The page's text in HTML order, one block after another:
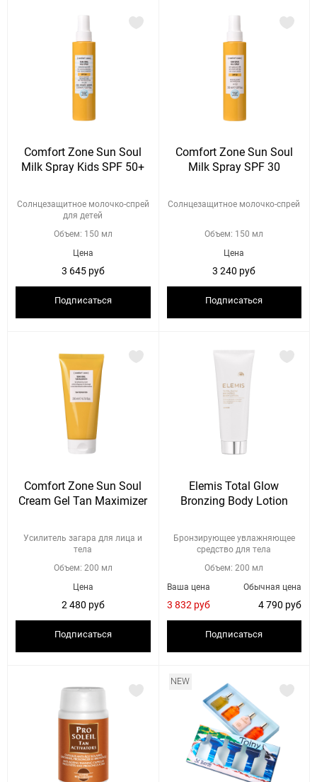
Comfort Zone Sun Soul
Milk Spray Kids SPF 50+
Солнцезащитное молочко-спрей
для детей
Объем: 150 мл
Цена
3 645 руб
Подписаться
Comfort Zone Sun Soul
Milk Spray SPF 30
Солнцезащитное молочко-спрей
Объем: 150 мл
Цена
3 240 руб
Подписаться
Comfort Zone Sun Soul
Cream Gel Tan Maximizer
Усилитель загара для лица и
тела
Объем: 200 мл
Цена
2 480 руб
Подписаться
Elemis Total Glow
Bronzing Body Lotion
Бронзирующее увлажняющее
средство для тела
Объем: 200 мл
Обычная цена
4 790 руб
Ваша цена
3 832 руб
Подписаться
NEW